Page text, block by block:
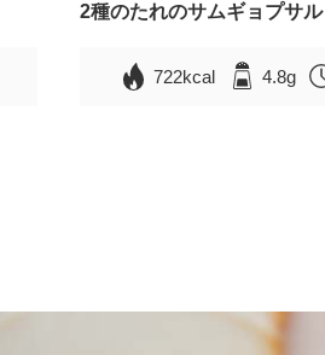
2種のたれのサムギョプサル
722kcal 4.8g